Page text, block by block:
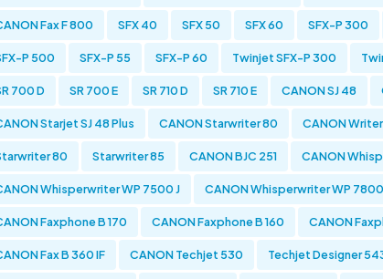
Fax F 800 SFX 40 SFX 50 SFX 60 SFX-P 300
P 500 SFX-P 55 SFX-P 60 Twinjet SFX-P 300
700 D SR 700 E SR 710 D SR 710 E CANON SJ 48
Starjet SJ 48 Plus CANON Starwriter 80 CANON
80 Starwriter 85 CANON BJC 251 CANON
Whisperwriter WP 7500 J CANON Whisperwriter WP
Faxphone B 170 CANON Faxphone B 160 CANON
Fax B 360 IF CANON Techjet 530 Techjet Designer